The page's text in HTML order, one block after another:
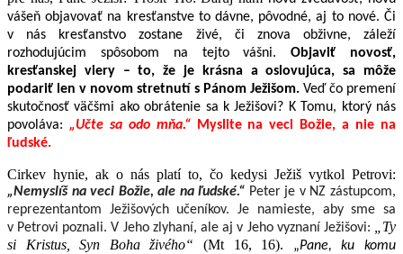
vášeň objavovať na kresťanstve to dávne, pôvodné, aj to nové. Či
v nás kresťanstvo zostane živé, či znova obživne, záleží
rozhodujúcim spôsobom na tejto vášni.Objaviť novosť,
kresťanskej viery – to, že je krásna a oslovujúca, sa môže
podariť len v novom stretnutí s Pánom Ježišom.Veď čo premení
skutočnosť väčšmi ako obrátenie sa k Ježišovi? K Tomu, ktorý nás
povoláva: „Učte sa odo mňa.“
Myslite na veci Božie, a nie na
ľudské.
Cirkev hynie, ak o nás platí to, čo kedysi Ježiš vytkol Petrovi:
„Nemyslíš na veci Božie, ale na ľudské.“ Peter je v NZ zástupcom,
reprezentantom Ježišových učeníkov. Je namieste, aby sme sa
v Petrovi poznali. V Jeho zlyhaní, ale aj v Jeho vyznaní Ježišovi:
Ty
si Kristus, Syn Boha živého“ (Mt 16, 16). „Pane, ku komu